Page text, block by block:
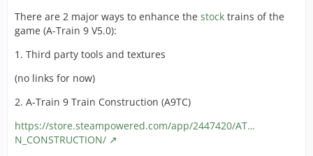
There are 2 major ways to enhance the stock trains of the
game (A-Train 9 V5.0):
1. Third party tools and textures
(no links for now)
2. A-Train 9 Train Construction (A9TC)
https://store.steampowered.com/app/2447420/AT…
N_CONSTRUCTION/